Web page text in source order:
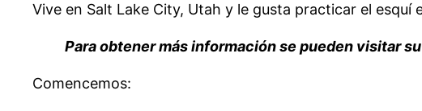
Vive en Salt Lake City, Utah y le gusta practicar el
Para obtener más información se pueden visitar
Comencemos: